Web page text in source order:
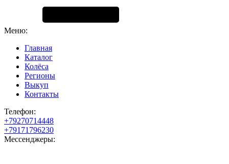
Меню:
Главная
Каталог
Колёса
Регионы
Выкуп
Контакты
Телефон:
+79270714448
+79171796230
Мессенджеры: